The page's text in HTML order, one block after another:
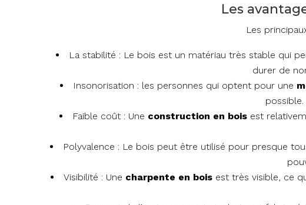
Les
Les
La stabilité : Le bois est un matériau très stable qui
durer de
Insonorisation : les personnes qui optent pour une
Faible coût : Une construction en bois est
Polyvalence : Le bois peut être utilisé pour presque
Visibilité : Une charpente en bois est très visible, ce